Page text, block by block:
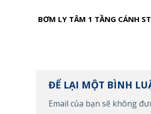
BƠM LY TÂM 1 TẦNG CÁNH
ĐỂ LẠI MỘT BÌNH
Email của bạn sẽ không